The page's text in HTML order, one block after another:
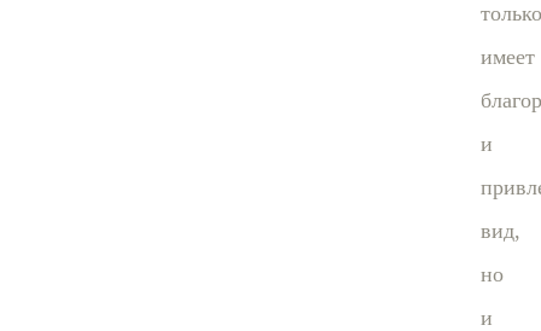
только
имеет
и
вид,
но
и